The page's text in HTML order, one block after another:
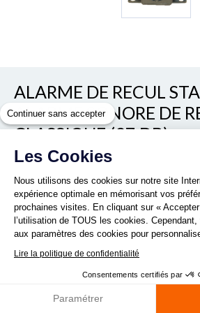
ALARME DE RECUL
ALARME SONORE DE
CLASSIQUE (97 DB)
Vous souhaitez une alarme de recul
véhicules de chantier, grues, camions,
Continuer sans accepter
Les Cookies
Nous utilisons des cookies sur notre site
expérience optimale en mémorisant vos
prochaines visites. En cliquant sur «
l’utilisation de TOUS les cookies.
aux paramètres des cookies pour
Lire la politique de confidentialité
Consentements certifiés par
Paramétrer